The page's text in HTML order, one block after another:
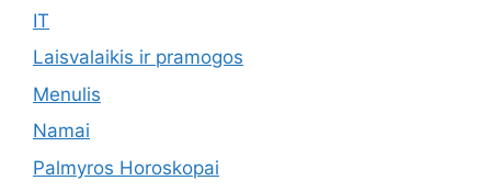
IT
Laisvalaikis ir pramogos
Menulis
Namai
Palmyros Horoskopai